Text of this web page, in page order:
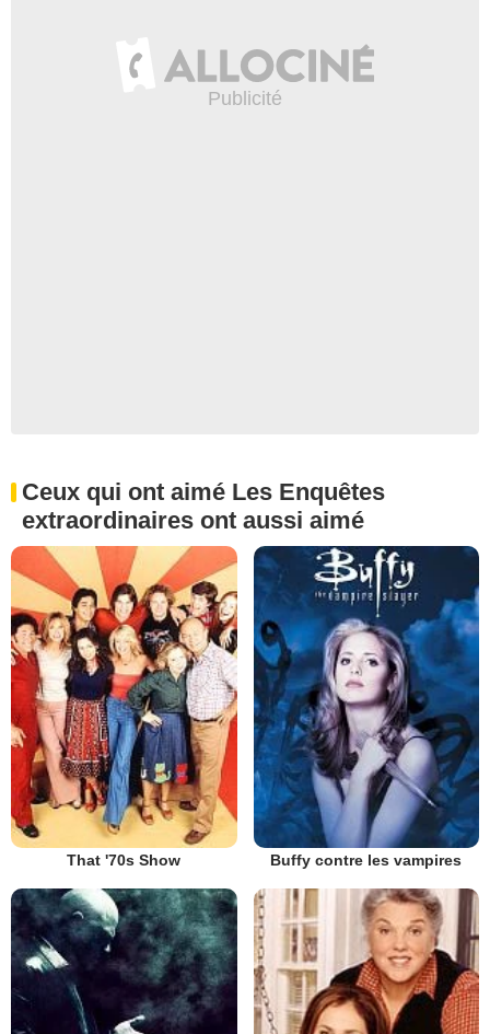
Ceux qui ont aimé Les Enquêtes
extraordinaires ont aussi aimé
That '70s Show Buffy contre les vampires